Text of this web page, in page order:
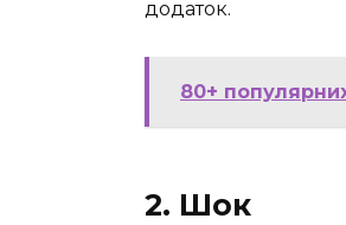
додаток.
80+
2. Шок